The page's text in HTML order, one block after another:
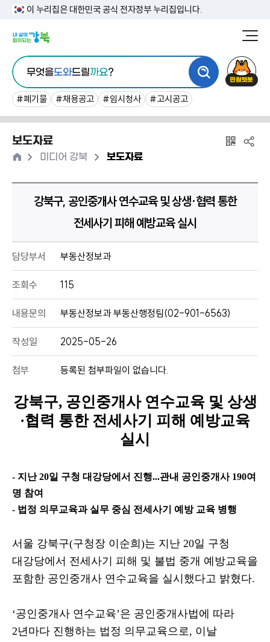
이 누리집은 대한민국 공식 전자정부 누리집입니다.
청
통
합
검
색
무엇을도와드릴까요?
#폐기물 #채용공고 #임시청사 #고시공고
원
보도자료
홈 >미디어 강북 >보도자료
강북구, 공인중개사 연수교육 및 상생·협력 통한
전세사기 피해 예방교육 실시
담당부서 부동산정보과
조회수 115
내용문의 부동산정보과 부동산행정팀(02-901-6563)
작성일 2025-05-26
첨부 등록된 첨부파일이 없습니다.
강북구, 공인중개사 연수교육 및 상생
·협력 통한 전세사기 피해 예방교육
실시
- 지난20일 구청 대강당에서 진행...관내 공인중개사 190여
명 참여
- 법정 의무교육과 실무 중심 전세사기 예방 교육 병행
서울 강북구(구청장 이순희 )는 지난 20일 구청
대강당에서 전세사기 피해 및 불법 중개 예방교육을
포함한 공인중개사 연수교육을 실시했다고 밝혔다.
‘공인중개사 연수교육’은 공인중개사법에 따라
2년마다 진행하는 법정 의무교육으로, 이날